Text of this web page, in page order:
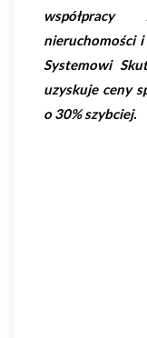
nieruchomości
Systemowi
uzyskuje ceny
o 30% szybciej.